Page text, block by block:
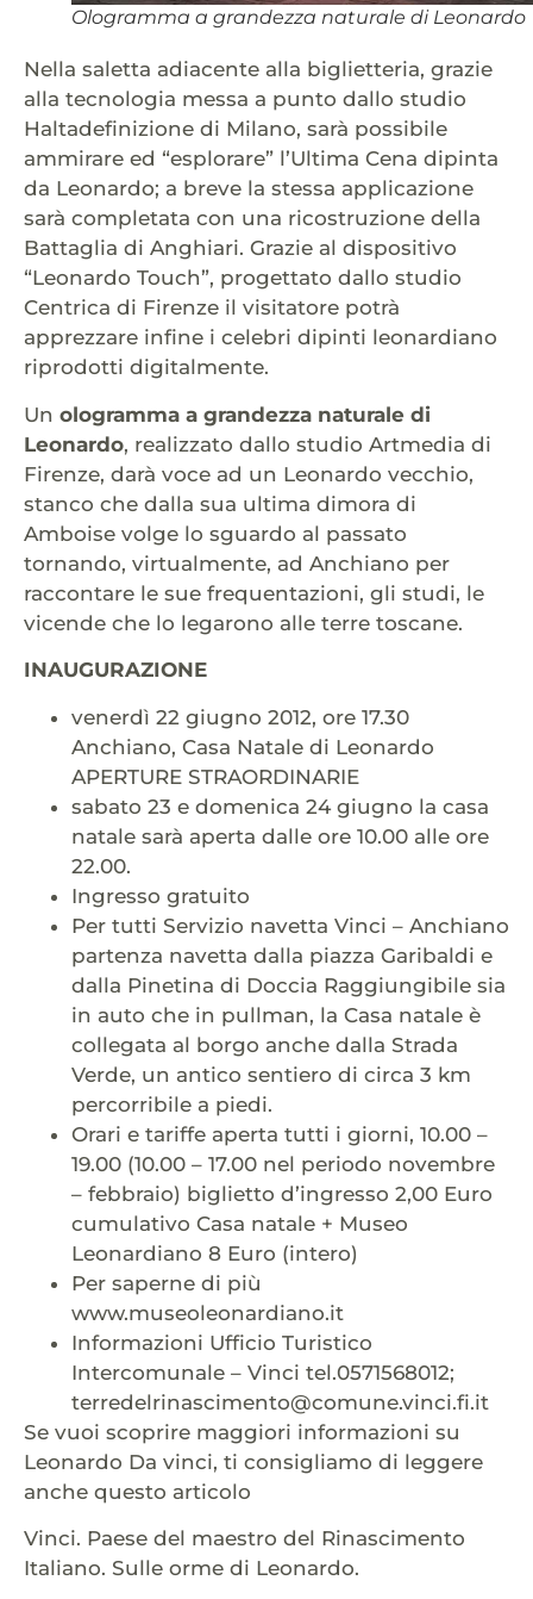
Ologramma a grandezza naturale di Leonardo
Nella saletta adiacente alla biglietteria, grazie
alla tecnologia messa a punto dallo studio
Haltadefinizione di Milano, sarà possibile
ammirare ed “esplorare” l’Ultima Cena dipinta
da Leonardo; a breve la stessa applicazione
sarà completata con una ricostruzione della
Battaglia di Anghiari. Grazie al dispositivo
“Leonardo Touch”, progettato dallo studio
Centrica di Firenze il visitatore potrà
apprezzare infine i celebri dipinti leonardiano
riprodotti digitalmente.
Un ologramma a grandezza naturale di
Leonardo, realizzato dallo studio Artmedia di
Firenze, darà voce ad un Leonardo vecchio,
stanco che dalla sua ultima dimora di
Amboise volge lo sguardo al passato
tornando, virtualmente, ad Anchiano per
raccontare le sue frequentazioni, gli studi, le
vicende che lo legarono alle terre toscane.
INAUGURAZIONE
venerdì 22 giugno 2012, ore 17.30
Anchiano, Casa Natale di Leonardo
APERTURE STRAORDINARIE
sabato 23 e domenica 24 giugno la casa
natale sarà aperta dalle ore 10.00 alle ore
22.00.
Ingresso gratuito
Per tutti Servizio navetta Vinci – Anchiano
partenza navetta dalla piazza Garibaldi e
dalla Pinetina di Doccia Raggiungibile sia
in auto che in pullman, la Casa natale è
collegata al borgo anche dalla Strada
Verde, un antico sentiero di circa 3 km
percorribile a piedi.
Orari e tariffe aperta tutti i giorni, 10.00 –
19.00 (10.00 – 17.00 nel periodo novembre
– febbraio) biglietto d’ingresso 2,00 Euro
cumulativo Casa natale + Museo
Leonardiano 8 Euro (intero)
Per saperne di più
www.museoleonardiano.it
Informazioni Ufficio Turistico
Intercomunale – Vinci tel.0571568012;
terredelrinascimento@comune.vinci.fi.it
Se vuoi scoprire maggiori informazioni su
Leonardo Da vinci, ti consigliamo di leggere
anche questo articolo
Vinci. Paese del maestro del Rinascimento
Italiano. Sulle orme di Leonardo.